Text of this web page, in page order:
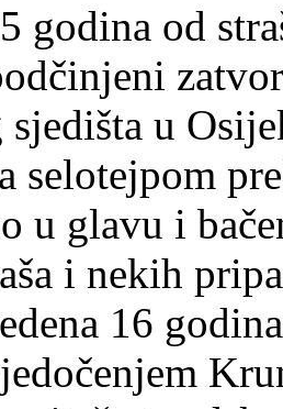
godina od
sjedišta u
selotejpom
u glavu i
i nekih
16